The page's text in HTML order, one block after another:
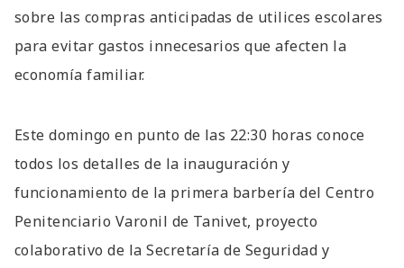
sobre las compras anticipadas de utilices escolares
para evitar gastos innecesarios que afecten la
economía familiar.
Este domingo en punto de las 22:30 horas conoce
todos los detalles de la inauguración y
funcionamiento de la primera barbería del Centro
Penitenciario Varonil de Tanivet, proyecto
colaborativo de la Secretaría de Seguridad y